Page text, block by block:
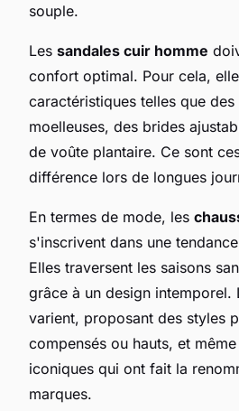
souple.
Les sandales cuir homme
confort optimal. Pour cela,
caractéristiques telles que
moelleuses, des brides
de voûte plantaire. Ce sont
différence lors de longues
En termes de mode, les
s'inscrivent dans une
Elles traversent les saisons
grâce à un design intemporel.
varient, proposant des styles
compensés ou hauts, et
iconiques qui ont fait la
marques.